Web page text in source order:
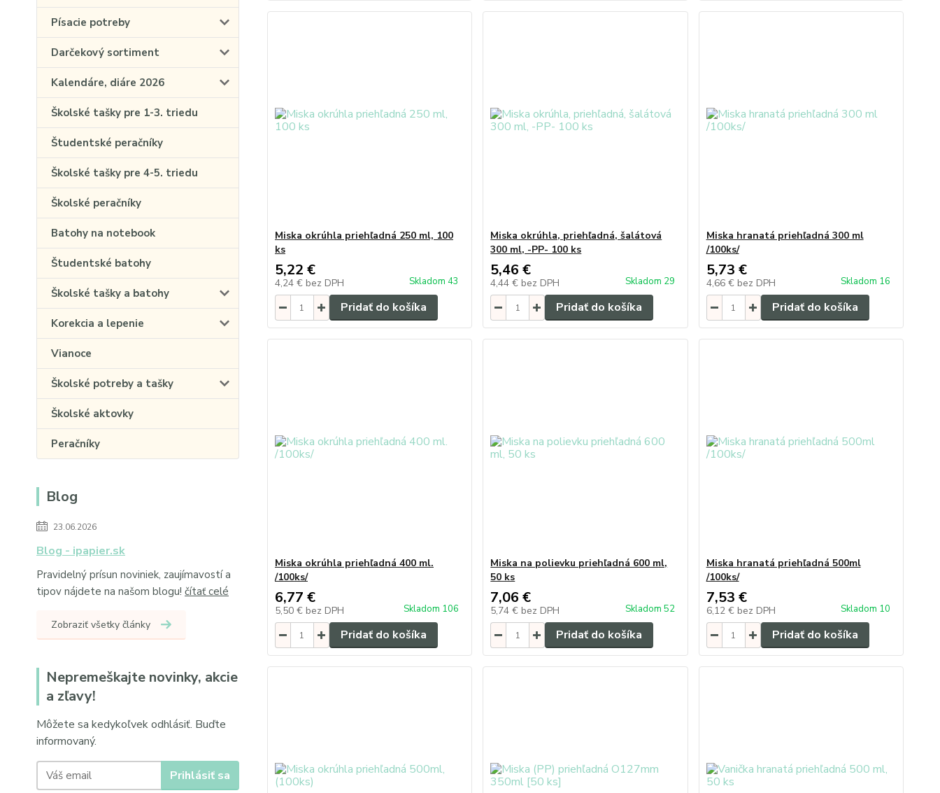
Písacie potreby
Darčekový sortiment
Kalendáre, diáre 2026
Školské tašky pre 1-3. triedu
Študentské peračníky
Školské tašky pre 4-5. triedu
Školské peračníky
Batohy na notebook
Študentské batohy
Školské tašky a batohy
Korekcia a lepenie
Vianoce
Školské potreby a tašky
Školské aktovky
Peračníky
Blog
23.06.2026
Blog - ipapier.sk
Pravidelný prísun noviniek, zaujímavostí a
tipov nájdete na našom blogu! čítať celé
Zobraziť všetky články
Nepremeškajte novinky, akcie
a zľavy!
Môžete sa kedykoľvek odhlásiť. Buďte
informovaný.
Prihlásiť sa
Miska okrúhla priehľadná 250 ml, 100
ks
5,22 €
4,24 € bez DPH Skladom 43
Pridať do košíka
Miska okrúhla, priehľadná, šalátová
300 ml, -PP- 100 ks
5,46 €
4,44 € bez DPH Skladom 29
Pridať do košíka
Miska hranatá priehľadná 300 ml
/100ks/
5,73 €
4,66 € bez DPH Skladom 16
Pridať do košíka
Miska okrúhla priehľadná 400 ml.
/100ks/
6,77 €
5,50 € bez DPH Skladom 106
Pridať do košíka
Miska na polievku priehľadná 600 ml,
50 ks
7,06 €
5,74 € bez DPH Skladom 52
Pridať do košíka
Miska hranatá priehľadná 500ml
/100ks/
7,53 €
6,12 € bez DPH Skladom 10
Pridať do košíka